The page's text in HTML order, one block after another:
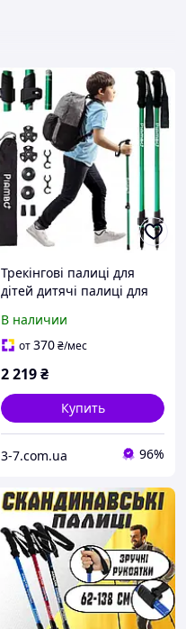
Трекінгові палиці для
дітей дитячі палиці для
комплект 2 шт.
В наличии
от370₴/мес
2 219₴
Купить
3-7.com.ua 96%